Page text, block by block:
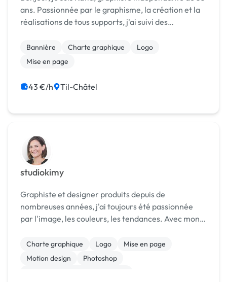
ans. Passionnée par le graphisme, la création et la
réalisations de tous supports, j'ai suivi des
Graphique, et j'ai plus de 4 ans d'expérience en
info...
Bannière Charte graphique
Logo
Mise en page
43 €/h Til-Châtel
studiokimy
Graphiste et designer produits depuis de
nombreuses années, j'ai toujours été passionnée
par l'image, les couleurs, les tendances. Avec mon
des collections de produits, les ai mises en valeur
e...
Charte graphique Logo
Mise en page
Motion design
Photoshop